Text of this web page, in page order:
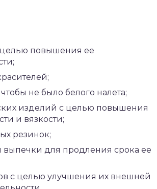
целью повышения ее
не было белого налета;
изделий с целью повышения
и вязкости;
резинок;
выпечки для продления срока ее
с целью улучшения их внешней